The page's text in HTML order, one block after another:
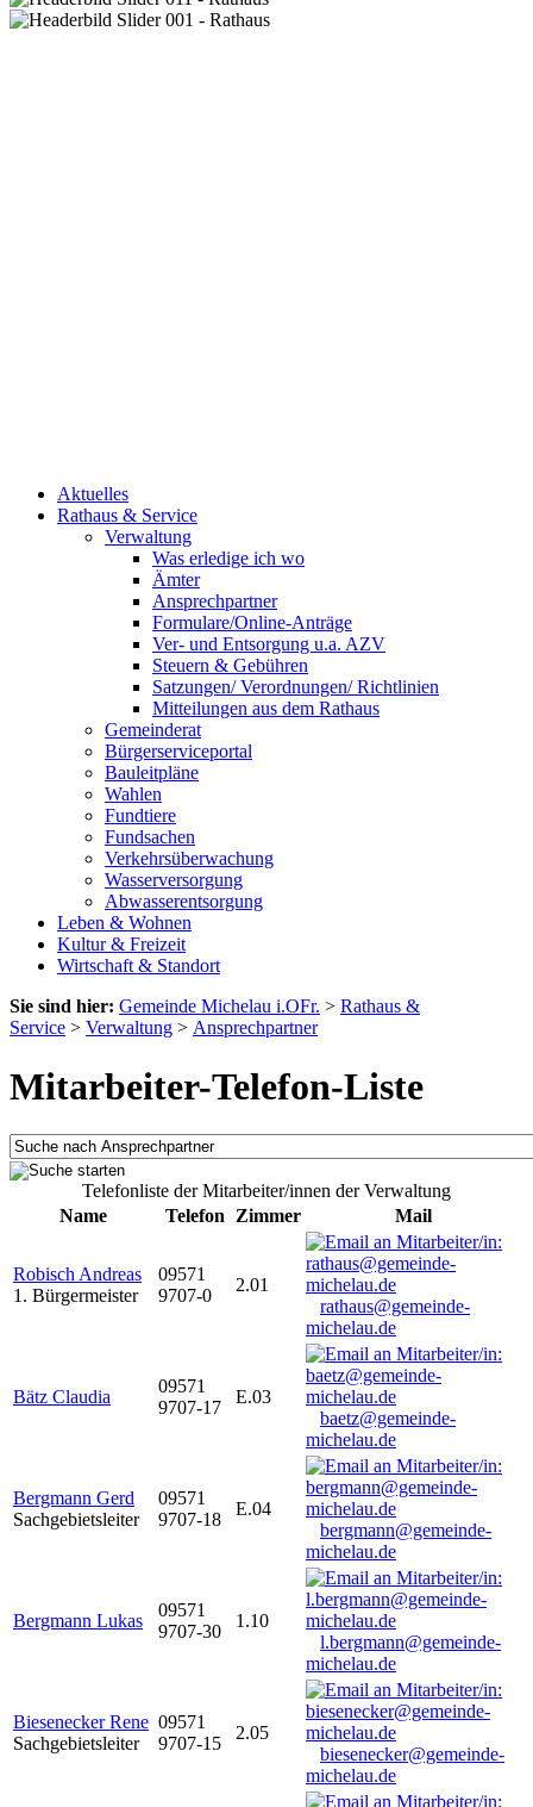
Aktuelles
Rathaus & Service
Verwaltung
Was erledige ich wo
Ämter
Ansprechpartner
Formulare/Online-Anträge
Ver- und Entsorgung u.a. AZV
Steuern & Gebühren
Satzungen/ Verordnungen/ Richtlinien
Mitteilungen aus dem Rathaus
Gemeinderat
Bürgerserviceportal
Bauleitpläne
Wahlen
Fundtiere
Fundsachen
Verkehrsüberwachung
Wasserversorgung
Abwasserentsorgung
Leben & Wohnen
Kultur & Freizeit
Wirtschaft & Standort
Sie sind hier: Gemeinde Michelau i.OFr. > Rathaus &
Service > Verwaltung > Ansprechpartner
Mitarbeiter-Telefon-Liste
Telefonliste der Mitarbeiter/innen der Verwaltung
Name
Telefon Zimmer Mail
Robisch Andreas
1. Bürgermeister
09571
9707-0
2.01
rathaus@gemeinde-
michelau.de
Bätz Claudia
09571
9707-17
E.03
baetz@gemeinde-
michelau.de
Bergmann Gerd
Sachgebietsleiter
09571
9707-18
E.04
bergmann@gemeinde-
michelau.de
Bergmann Lukas
09571
9707-30
1.10
l.bergmann@gemeinde-
michelau.de
Biesenecker Rene
Sachgebietsleiter
09571
9707-15
2.05
biesenecker@gemeinde-
michelau.de